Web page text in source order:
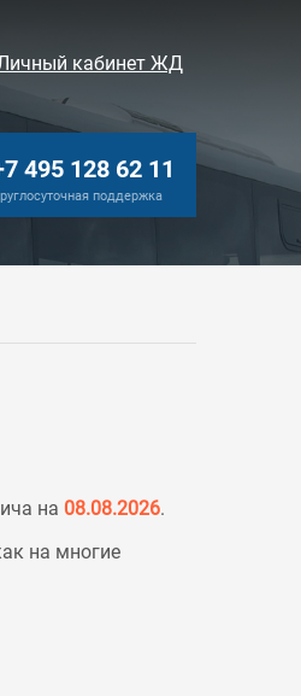
кабинет ЖД
495 128 62 11
поддержка
на 08.08.2026.
на многие